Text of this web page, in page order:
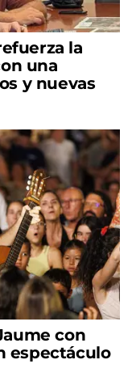
la
una
y nuevas
con
espectáculo